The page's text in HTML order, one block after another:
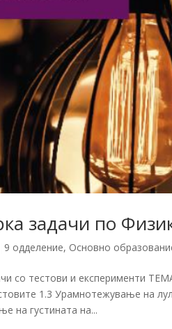
задачи по
9 одделение, Основно
со тестови и експерименти
1.3 Урамнотежување на
на густината на...